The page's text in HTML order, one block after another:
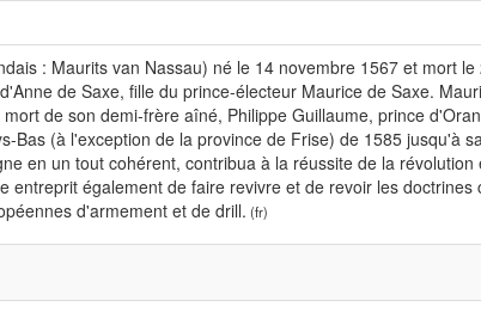
: Maurits van Nassau) né le 14 novembre 1567 et mort
de Saxe, fille du prince-électeur Maurice de Saxe.
de son demi-frère aîné, Philippe Guillaume, prince
Bas (à l'exception de la province de Frise) de 1585 jusqu'à
en un tout cohérent, contribua à la réussite de la
entreprit également de faire revivre et de revoir les doctrines
d'armement et de drill. (fr)